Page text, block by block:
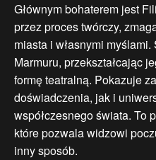
Głównym bohaterem jest
przez proces twórczy,
miasta i własnymi
Marmuru, przekształcając
formę teatralną. Pokazuje
doświadczenia, jak i
współczesnego świata. To
które pozwala widzowi
inny sposób.